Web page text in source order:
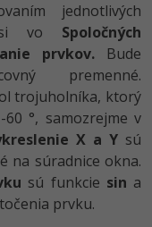
jednotlivých
si vo Spoločných
prvkov.Bude
premenné.
trojuholníka, ktorý
°, samozrejme v
X a Y sú
na súradnice okna.
sú funkcie sin a
prvku.